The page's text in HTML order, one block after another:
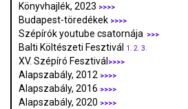
Könyvhajlék, 2023 >>>>
Budapest-töredékek >>>>
Szépírók youtube csatornája >>>
Balti Költészeti Fesztivál 1. 2. 3.
XV. Szépíró Fesztivál >>>>
Alapszabály, 2012 >>>>
Alapszabály, 2016 >>>>
Alapszabály, 2020 >>>>